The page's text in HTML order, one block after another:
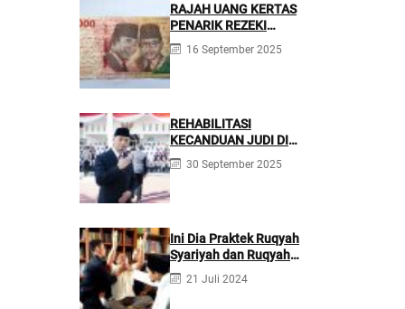
RAJAH UANG KERTAS
PENARIK REZEKI
BERLIMPAH
16 September 2025
REHABILITASI
KECANDUAN JUDI DI
PONPES NURUL FIRDAUS ||
Kecanduan Judi
30 September 2025
Ini Dia Praktek Ruqyah
Syariyah dan Ruqyah
Syetan Menurut Dr Gumilar
21 Juli 2024